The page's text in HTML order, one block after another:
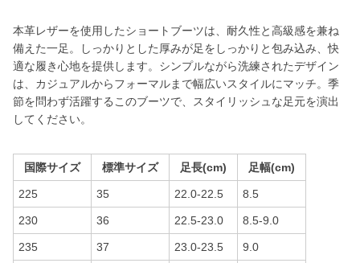
本革レザーを使用したショートブーツは、耐久性と高級感を兼ね
備えた一足。しっかりとした厚みが足をしっかりと包み込み、快
適な履き心地を提供します。シンプルながら洗練されたデザイン
は、カジュアルからフォーマルまで幅広いスタイルにマッチ。季
節を問わず活躍するこのブーツで、スタイリッシュな足元を演出
してください。
国際サイズ 標準サイズ 足長(cm) 足幅(cm)
225 35 22.0-22.5 8.5
230 36 22.5-23.0 8.5-9.0
235 37 23.0-23.5 9.0